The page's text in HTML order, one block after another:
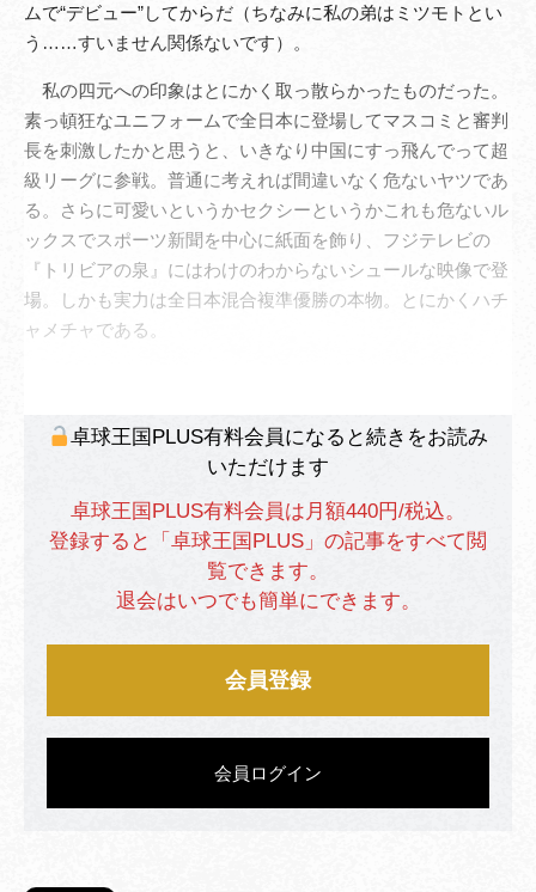
ムで“デビュー”してからだ（ちなみに私の弟はミツモトとい
う……すいません関係ないです）。
私の四元への印象はとにかく取っ散らかったものだった。
素っ頓狂なユニフォームで全日本に登場してマスコミと審判
長を刺激したかと思うと、いきなり中国にすっ飛んでって超
級リーグに参戦。普通に考えれば間違いなく危ないヤツであ
る。さらに可愛いというかセクシーというかこれも危ないル
ックスでスポーツ新聞を中心に紙面を飾り、フジテレビの
『トリビアの泉』にはわけのわからないシュールな映像で登
場。しかも実力は全日本混合複準優勝の本物。とにかくハチ
ャメチャである。
卓球王国PLUS有料会員になると続きをお読み
いただけます
卓球王国PLUS有料会員は月額440円/税込。
登録すると「卓球王国PLUS」の記事をすべて閲
覧できます。
退会はいつでも簡単にできます。
会員登録
会員ログイン